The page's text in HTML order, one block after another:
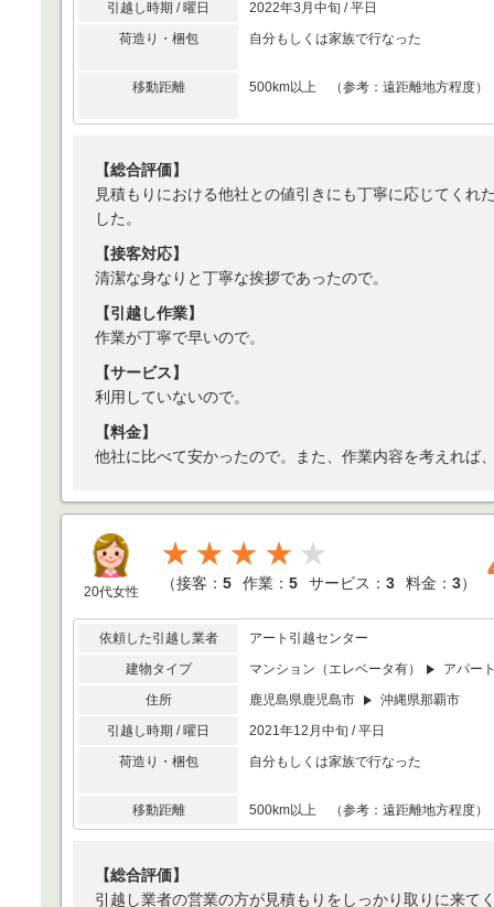
引越し時期 / 曜日
2022年3月中旬 / 平日
荷造り・梱包
自分もしくは家族で行なった
移動距離 500km以上 （参考：遠距離地方程度）
【総合評価】
見積もりにおける他社との値引きにも丁寧に応じてく
した。
【接客対応】
清潔な身なりと丁寧な挨拶であったので。
【引越し作業】
作業が丁寧で早いので。
【サービス】
利用していないので。
【料金】
他社に比べて安かったので。また、作業内容を考えれば
20代女性
★★★★
（接客： 5 作業： 5 サービス： 3 料金： 3）
依頼した引越し業者
アート引越センター
建物タイプ
マンション（エレベータ有）
アパー
住所
鹿児島県鹿児島市
沖縄県那覇市
引越し時期 / 曜日
2021年12月中旬 / 平日
荷造り・梱包
自分もしくは家族で行なった
移動距離 500km以上 （参考：遠距離地方程度）
【総合評価】
引越し業者の営業の方が見積もりをしっかり取りに来て